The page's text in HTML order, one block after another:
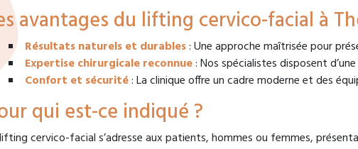
avantages du lifting cervico-facial à
Résultats naturels et durables: Une approche maîtrisée pour
Expertise chirurgicale reconnue: Nos spécialistes disposent
Confort et sécurité: La clinique offre un cadre moderne et des
qui est-ce indiqué ?
cervico-facial s’adresse aux patients, hommes ou femmes,